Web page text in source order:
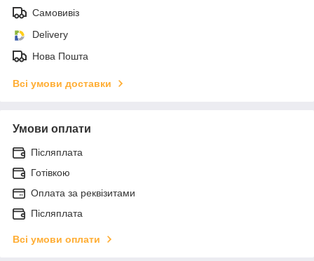
Самовивіз
Delivery
Нова Пошта
Всі умови доставки
Умови оплати
Післяплата
Готівкою
Оплата за реквізитами
Післяплата
Всі умови оплати